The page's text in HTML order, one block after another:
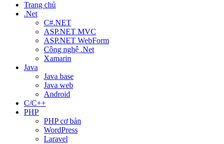
Trang chủ
.Net
C#.NET
ASP.NET MVC
ASP.NET WebForm
Công nghệ .Net
Xamarin
Java
Java base
Java web
Android
C/C++
PHP
PHP cơ bản
WordPress
Laravel